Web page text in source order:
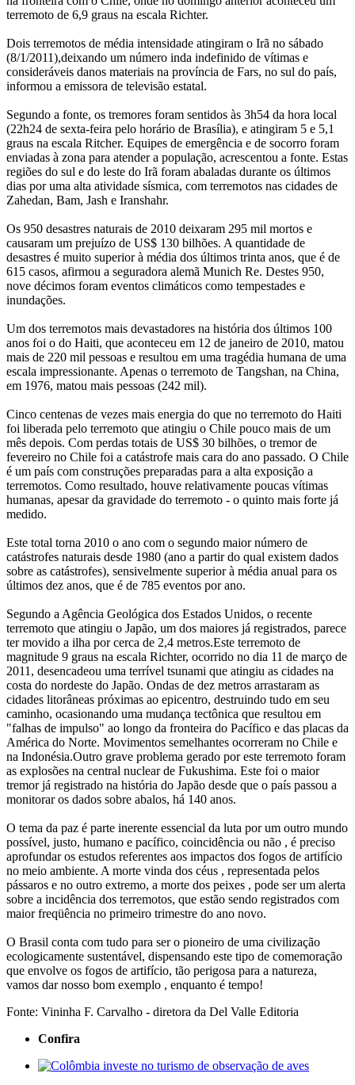
terremoto de 6,9 graus na escala Richter.
Dois terremotos de média intensidade atingiram o Irã no sábado
(8/1/2011),deixando um número inda indefinido de vítimas e
consideráveis danos materiais na província de Fars, no sul do país,
informou a emissora de televisão estatal.
Segundo a fonte, os tremores foram sentidos às 3h54 da hora local
(22h24 de sexta-feira pelo horário de Brasília), e atingiram 5 e 5,1
graus na escala Ritcher. Equipes de emergência e de socorro foram
enviadas à zona para atender a população, acrescentou a fonte. Estas
regiões do sul e do leste do Irã foram abaladas durante os últimos
dias por uma alta atividade sísmica, com terremotos nas cidades de
Zahedan, Bam, Jash e Iranshahr.
Os 950 desastres naturais de 2010 deixaram 295 mil mortos e
causaram um prejuízo de US$ 130 bilhões. A quantidade de
desastres é muito superior à média dos últimos trinta anos, que é de
615 casos, afirmou a seguradora alemã Munich Re. Destes 950,
nove décimos foram eventos climáticos como tempestades e
inundações.
Um dos terremotos mais devastadores na história dos últimos 100
anos foi o do Haiti, que aconteceu em 12 de janeiro de 2010, matou
mais de 220 mil pessoas e resultou em uma tragédia humana de uma
escala impressionante. Apenas o terremoto de Tangshan, na China,
em 1976, matou mais pessoas (242 mil).
Cinco centenas de vezes mais energia do que no terremoto do Haiti
foi liberada pelo terremoto que atingiu o Chile pouco mais de um
mês depois. Com perdas totais de US$ 30 bilhões, o tremor de
fevereiro no Chile foi a catástrofe mais cara do ano passado. O Chile
é um país com construções preparadas para a alta exposição a
terremotos. Como resultado, houve relativamente poucas vítimas
humanas, apesar da gravidade do terremoto - o quinto mais forte já
medido.
Este total torna 2010 o ano com o segundo maior número de
catástrofes naturais desde 1980 (ano a partir do qual existem dados
sobre as catástrofes), sensivelmente superior à média anual para os
últimos dez anos, que é de 785 eventos por ano.
Segundo a Agência Geológica dos Estados Unidos, o recente
terremoto que atingiu o Japão, um dos maiores já registrados, parece
ter movido a ilha por cerca de 2,4 metros.Este terremoto de
magnitude 9 graus na escala Richter, ocorrido no dia 11 de março de
2011, desencadeou uma terrível tsunami que atingiu as cidades na
costa do nordeste do Japão. Ondas de dez metros arrastaram as
cidades litorâneas próximas ao epicentro, destruindo tudo em seu
caminho, ocasionando uma mudança tectônica que resultou em
"falhas de impulso" ao longo da fronteira do Pacífico e das placas da
América do Norte. Movimentos semelhantes ocorreram no Chile e
na Indonésia.Outro grave problema gerado por este terremoto foram
as explosões na central nuclear de Fukushima. Este foi o maior
tremor já registrado na história do Japão desde que o país passou a
monitorar os dados sobre abalos, há 140 anos.
O tema da paz é parte inerente essencial da luta por um outro mundo
possível, justo, humano e pacífico, coincidência ou não , é preciso
aprofundar os estudos referentes aos impactos dos fogos de artifício
no meio ambiente. A morte vinda dos céus , representada pelos
pássaros e no outro extremo, a morte dos peixes , pode ser um alerta
sobre a incidência dos terremotos, que estão sendo registrados com
maior freqüência no primeiro trimestre do ano novo.
O Brasil conta com tudo para ser o pioneiro de uma civilização
ecologicamente sustentável, dispensando este tipo de comemoração
que envolve os fogos de artifício, tão perigosa para a natureza,
vamos dar nosso bom exemplo , enquanto é tempo!
Fonte: Vininha F. Carvalho - diretora da Del Valle Editoria
Confira